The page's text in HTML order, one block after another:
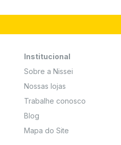
Institucional
Sobre a Nissei
Nossas lojas
Trabalhe conosco
Blog
Mapa do Site